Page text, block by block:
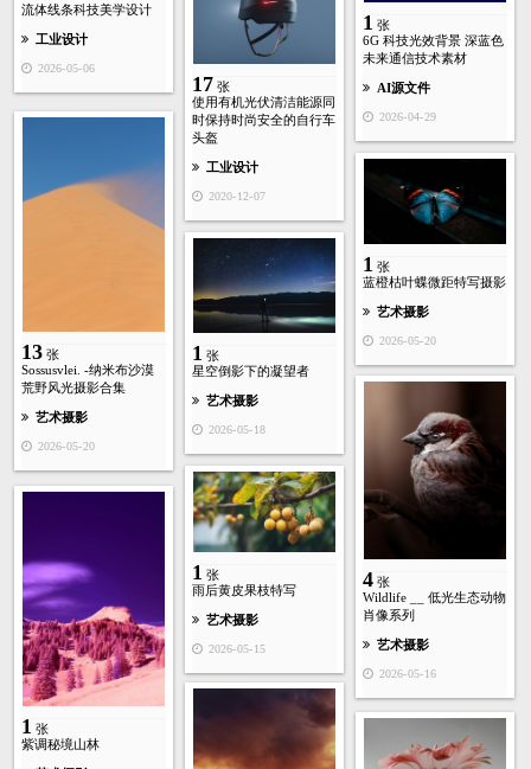
流体线条科技美学设计
工业设计
2026-05-06
1 张
6G 科技光效背景 深蓝色
未来通信技术素材
AI源文件
2026-04-29
17 张
使用有机光伏清洁能源同
时保持时尚安全的自行车
头盔
工业设计
2020-12-07
13 张
Sossusvlei. -纳米布沙漠
荒野风光摄影合集
艺术摄影
2026-05-20
1 张
蓝橙枯叶蝶微距特写摄影
艺术摄影
2026-05-20
1 张
星空倒影下的凝望者
艺术摄影
2026-05-18
4 张
Wildlife __ 低光生态动物
肖像系列
艺术摄影
2026-05-16
1 张
雨后黄皮果枝特写
艺术摄影
2026-05-15
1 张
紫调秘境山林